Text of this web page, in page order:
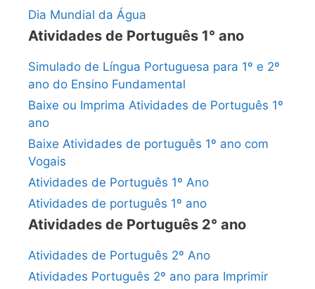
Dia Mundial da Água
Atividades de Português 1° ano
Simulado de Língua Portuguesa para 1º e 2º
ano do Ensino Fundamental
Baixe ou Imprima Atividades de Português 1º
ano
Baixe Atividades de português 1º ano com
Vogais
Atividades de Português 1º Ano
Atividades de português 1º ano
Atividades de Português 2° ano
Atividades de Português 2º Ano
Atividades Português 2º ano para Imprimir